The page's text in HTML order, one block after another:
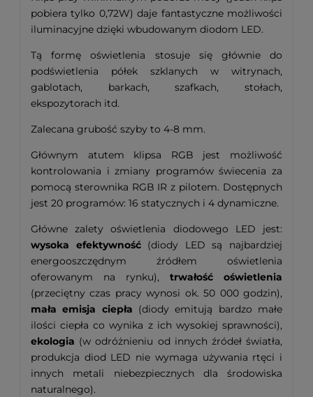
pobiera tylko 0,72W) daje fantastyczne możliwości
iluminacyjne dzięki wbudowanym diodom LED.
Tą formę oświetlenia stosuje się głównie do
podświetlenia półek szklanych w witrynach,
gablotach, barkach, szafkach, stołach,
ekspozytorach itd.
Zalecana grubość szyby to 4-8 mm.
Głównym atutem klipsa RGB jest możliwość
kontrolowania i zmiany programów świecenia za
pomocą sterownika RGB IR z pilotem. Dostępnych
jest 20 programów: 16 statycznych i 4 dynamiczne.
Główne zalety oświetlenia diodowego LED jest:
wysoka efektywność(diody LED są najbardziej
energooszczędnym źródłem oświetlenia
oferowanym na rynku), trwałość oświetlenia
(przeciętny czas pracy wynosi ok. 50 000 godzin),
mała emisja ciepła (diody emitują bardzo małe
ilości ciepła co wynika z ich wysokiej sprawności),
ekologia (w odróżnieniu od innych źródeł światła,
produkcja diod LED nie wymaga używania rtęci i
innych metali niebezpiecznych dla środowiska
naturalnego).